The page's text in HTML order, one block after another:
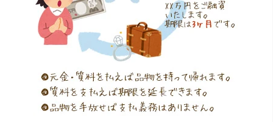
店買い取りより高く思っていた以上の金額で大満足です。
説明もわかりやすく、優しい話し方の対応でとても良かっ
たです。